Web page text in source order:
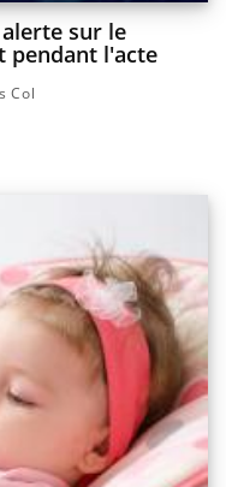
sur le
pendant l'acte
Col